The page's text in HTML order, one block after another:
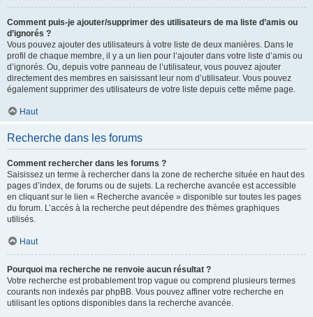
Comment puis-je ajouter/supprimer des utilisateurs de ma liste d’amis ou
d’ignorés ?
Vous pouvez ajouter des utilisateurs à votre liste de deux manières. Dans le
profil de chaque membre, il y a un lien pour l’ajouter dans votre liste d’amis ou
d’ignorés. Ou, depuis votre panneau de l’utilisateur, vous pouvez ajouter
directement des membres en saisissant leur nom d’utilisateur. Vous pouvez
également supprimer des utilisateurs de votre liste depuis cette même page.
Haut
Recherche dans les forums
Comment rechercher dans les forums ?
Saisissez un terme à rechercher dans la zone de recherche située en haut des
pages d’index, de forums ou de sujets. La recherche avancée est accessible
en cliquant sur le lien « Recherche avancée » disponible sur toutes les pages
du forum. L’accès à la recherche peut dépendre des thèmes graphiques
utilisés.
Haut
Pourquoi ma recherche ne renvoie aucun résultat ?
Votre recherche est probablement trop vague ou comprend plusieurs termes
courants non indexés par phpBB. Vous pouvez affiner votre recherche en
utilisant les options disponibles dans la recherche avancée.